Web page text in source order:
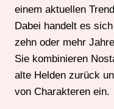
einem aktuellen
Dabei handelt es
zehn oder mehr
Sie kombinieren
alte Helden zurück
von Charakteren ein.